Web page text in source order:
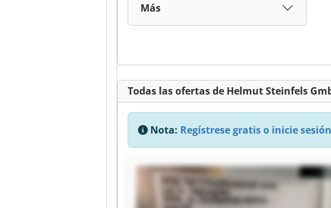
Más
Todas las ofertas de Helmut Steinfels
Nota: Regístrese gratis o inicie